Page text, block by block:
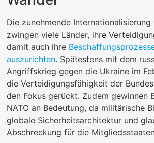
Die zunehmende
zwingen viele Länder, ihre
damit auch ihre
auszurichten. Spätestens mit dem
Angriffskrieg gegen die Ukraine im
die Verteidigungsfähigkeit der
den Fokus gerückt. Zudem gewinnen
NATO an Bedeutung, da militärische
globale Sicherheitsarchitektur und
Abschreckung für die